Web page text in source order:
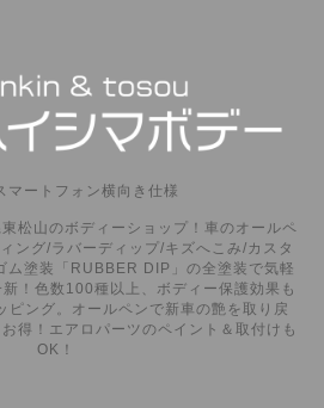
マートフォン横向き仕様
松山のボディーショップ！車のオールペ
ング/ラバーディップ/キズへこみ/カスタ
ム塗装「RUBBER DIP」の全塗装で気軽
！色数100種以上、ボディー保護効果も
ピング。オールペンで新車の艶を取り戻
得！エアロパーツのペイント＆取付けも
OK！